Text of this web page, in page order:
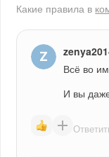
Какие правила в
Всё во
И вы даже